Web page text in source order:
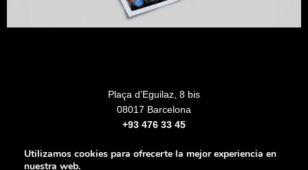
Plaça d’Eguilaz, 8 bis
08017 Barcelona
+93 476 33 45
Utilizamos cookies para ofrecerte la mejor experiencia en
nuestra web.